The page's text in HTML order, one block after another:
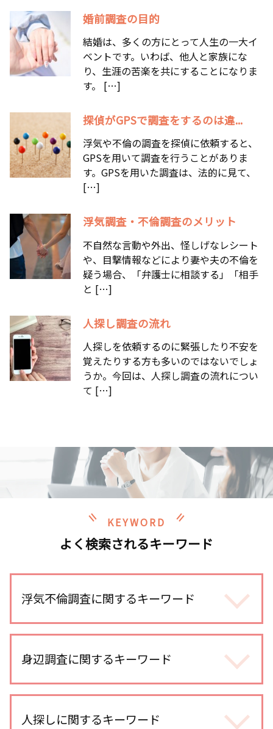
婚前調査の目的
結婚は、多くの方にとって人生の一大イ
ベントです。いわば、他人と家族にな
り、生涯の苦楽を共にすることになりま
す。 […]
探偵がGPSで調査をするのは違...
浮気や不倫の調査を探偵に依頼すると、
GPSを用いて調査を行うことがありま
す。GPSを用いた調査は、法的に見て、
[…]
浮気調査・不倫調査のメリット
不自然な言動や外出、怪しげなレシート
や、目撃情報などにより妻や夫の不倫を
疑う場合、「弁護士に相談する」「相手
と […]
人探し調査の流れ
人探しを依頼するのに緊張したり不安を
覚えたりする方も多いのではないでしょ
うか。今回は、人探し調査の流れについ
て […]
KEYWORD
よく検索されるキーワード
浮気不倫調査に関するキーワード
浮気調査
浮気調査 訴える
不倫調査 探偵事務所
不倫調査 不倫して なかった
身辺調査に関するキーワード
身辺調査 個人情報
身辺調査 違法
人探しに関するキーワード